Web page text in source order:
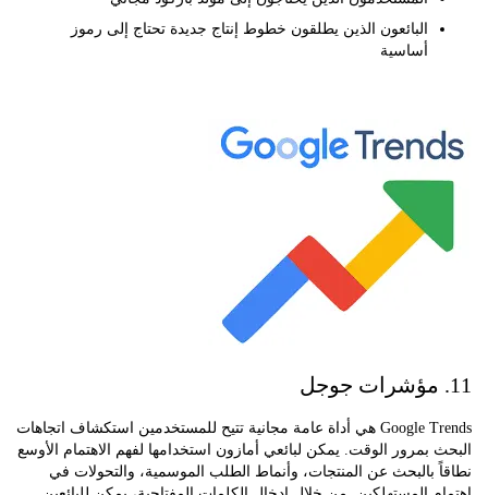
البائعون الذين يطلقون خطوط إنتاج جديدة تحتاج إلى رموز
Google Trends هي أداة عامة مجانية تتيح للمستخدمين استكشاف اتجاهات
بمرور الوقت. يمكن لبائعي أمازون استخدامها لفهم الاهتمام الأوسع
بالبحث عن المنتجات، وأنماط الطلب الموسمية، والتحولات في